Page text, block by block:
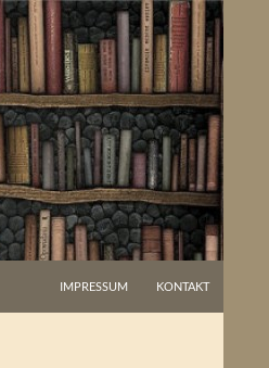
IMPRESSUM KONTAKT